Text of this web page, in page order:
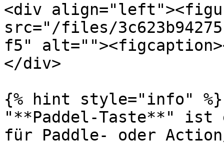
<div
src="/files/
f5"
</div>
{% hint style="info" %}
"**Paddel-Taste**"
für Paddle- oder